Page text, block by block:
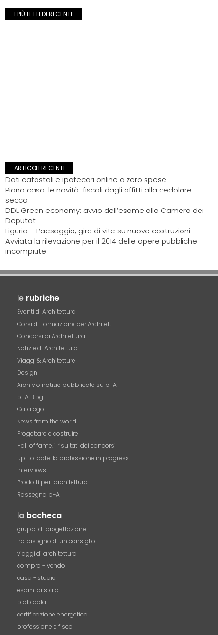
I PIÙ LETTI DI RECENTE
ARTICOLI RECENTI
Dati catastali e ipotecari online a zero spese
Piano casa: le novità fiscali dagli affitti alla cedolare
secca
DDL Green economy: avvio dell’esame alla Camera dei
Deputati
Liguria – Paesaggio, giro di vite su nuove costruzioni
Avviata la rilevazione per il 2014 delle opere pubbliche
incompiute
le rubriche
Eventi di Architettura
Corsi di Formazione per Architetti
Concorsi di Architettura
Notizie di Architettura
Viaggi & Architetture
Design
Archivio notizie pubblicate su p+A
p+A Blog
Catalogo
News from the world
Progettare e costruire
Hall of fame. i risultati dei concorsi
Up-to-date: la professione in progress
Interviews
Prodotti per l'architettura
Rassegna p+A
la bacheca
gruppi di progettazione
ho bisogno di un consiglio
viaggi di architettura
compro - vendo
casa - studio
esami di stato
blablabla
certificazione energetica
professione e fisco